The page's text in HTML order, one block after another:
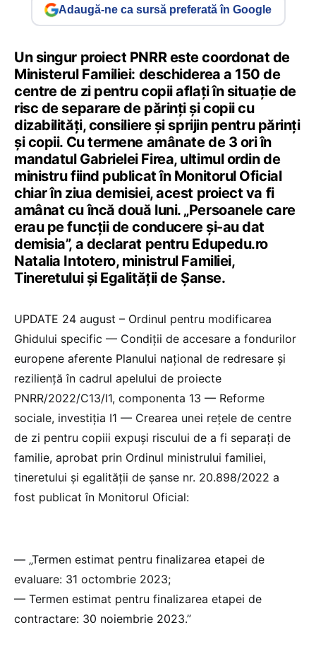
Adaugă-ne ca sursă preferată în Google
Un singur proiect PNRR este coordonat de
Ministerul Familiei: deschiderea a 150 de
centre de zi pentru copii aflați în situație de
risc de separare de părinți și copii cu
dizabilități, consiliere și sprijin pentru părinți
și copii. Cu termene amânate de 3 ori în
mandatul Gabrielei Firea, ultimul ordin de
ministru fiind publicat în Monitorul Oficial
chiar în ziua demisiei, acest proiect va fi
amânat cu încă două luni. „Persoanele care
erau pe funcții de conducere și-au dat
demisia”, a declarat pentru Edupedu.ro
Natalia Intotero, ministrul Familiei,
Tineretului și Egalității de Șanse.
UPDATE 24 august – Ordinul pentru modificarea
Ghidului specific — Condiții de accesare a fondurilor
europene aferente Planului național de redresare și
reziliență în cadrul apelului de proiecte
PNRR/2022/C13/I1, componenta 13 — Reforme
sociale, investiția I1 — Crearea unei rețele de centre
de zi pentru copiii expuși riscului de a fi separați de
familie, aprobat prin Ordinul ministrului familiei,
tineretului și egalității de șanse nr. 20.898/2022 a
fost publicat în Monitorul Oficial:
— „Termen estimat pentru finalizarea etapei de
evaluare: 31 octombrie 2023;
— Termen estimat pentru finalizarea etapei de
contractare: 30 noiembrie 2023.”